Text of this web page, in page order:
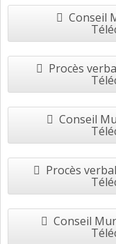
Conseil
Procès
Conseil
Procès
Conseil